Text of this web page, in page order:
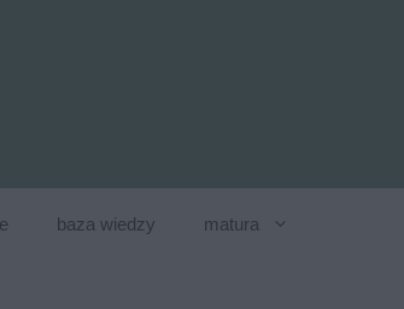
baza wiedzy matura